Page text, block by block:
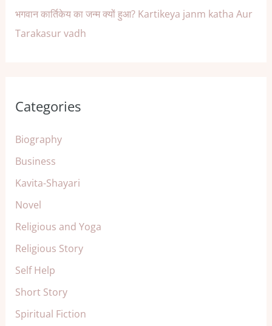
भगवान कार्तिकेय का जन्म क्यों हुआ? Kartikeya janm katha Aur
Tarakasur vadh
Categories
Biography
Business
Kavita-Shayari
Novel
Religious and Yoga
Religious Story
Self Help
Short Story
Spiritual Fiction